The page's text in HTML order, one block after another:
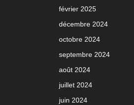
février 2025
décembre 2024
octobre 2024
septembre 2024
août 2024
juillet 2024
juin 2024